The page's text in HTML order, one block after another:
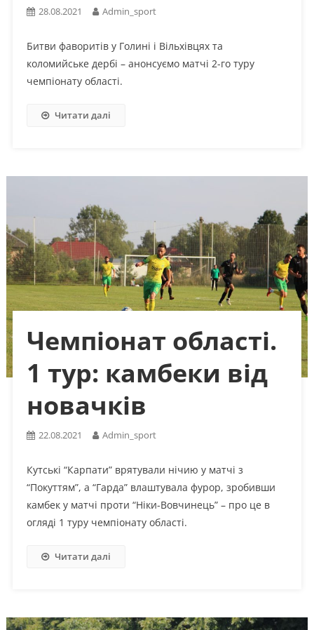
28.08.2021 Admin_sport
Битви фаворитів у Голині і Вільхівцях та
коломийське дербі – анонсуємо матчі 2-го туру
чемпіонату області.
Читати далі
Чемпіонат області.
1 тур: камбеки від
новачків
22.08.2021 Admin_sport
Кутські “Карпати” врятували нічию у матчі з
“Покуттям”, а “Гарда” влаштувала фурор, зробивши
камбек у матчі проти “Ніки-Вовчинець” – про це в
огляді 1 туру чемпіонату області.
Читати далі